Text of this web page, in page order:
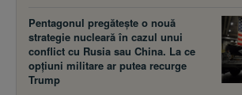
Pentagonul pregătește o nouă
strategie nucleară în cazul unui
conflict cu Rusia sau China. La ce
opțiuni militare ar putea recurge
Trump